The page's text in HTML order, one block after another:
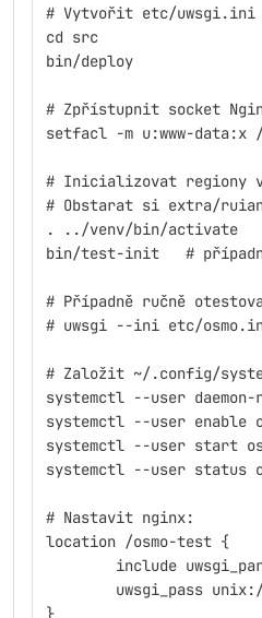
# Vytvořit etc/uwsgi.ini
cd src
bin/deploy
# Zpřístupnit socket
setfacl -m u:www-data:x
# Inicializovat regiony v
# Obstarat si extra/
. ../venv/bin/activate
bin/test-init	#
# Případně ručně
# uwsgi --ini etc/
# Založit ~/.config/
systemctl --user daemon-
systemctl --user enable
systemctl --user start
systemctl --user status
# Nastavit nginx:
location /osmo-test {
include
uwsgi_pass
}